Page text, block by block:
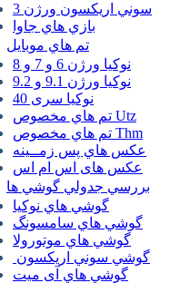
سوني اريكسون ورژن 3
بازي هاي جاوا
تم هاي موبايل
نوكيا ورژن 6 و 7 و 8
نوكيا ورژن 9.1 و 9.2
نوکیا سری 40
تم هاي مخصوص Utz
تم هاي مخصوص Thm
عكس هاي پس زمــينه
عكس های اس ام اس
بررسي جدولي گوشي ها
گوشي هاي نوكيا
گوشي هاي سامسونگ
گوشي هاي موتورولا
گوشي سوني اريكسون
گوشي هاي آی میت